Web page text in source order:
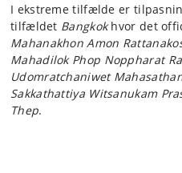
I ekstreme tilfælde er
tilfældet Bangkokhvor det
Mahanakhon Amon
Mahadilok Phop Noppharat
Udomratchaniwet
Sakkathattiya Witsanukam
Thep.